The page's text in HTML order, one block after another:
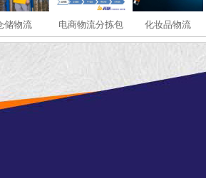
储物流
电商物流分拣包
装
化妆品物流